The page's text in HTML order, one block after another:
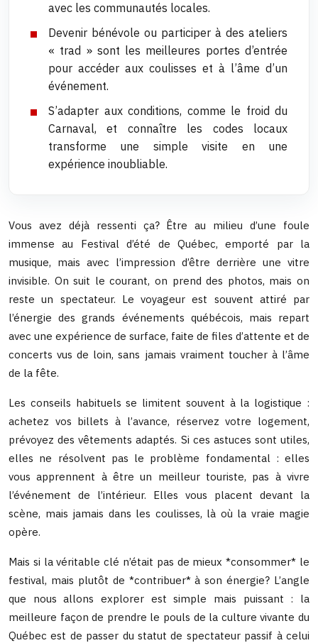
avec les communautés locales.
Devenir bénévole ou participer à des ateliers
« trad » sont les meilleures portes d’entrée
pour accéder aux coulisses et à l’âme d’un
événement.
S’adapter aux conditions, comme le froid du
Carnaval, et connaître les codes locaux
transforme une simple visite en une
expérience inoubliable.
Vous avez déjà ressenti ça? Être au milieu d’une foule
immense au Festival d’été de Québec, emporté par la
musique, mais avec l’impression d’être derrière une vitre
invisible. On suit le courant, on prend des photos, mais on
reste un spectateur. Le voyageur est souvent attiré par
l’énergie des grands événements québécois, mais repart
avec une expérience de surface, faite de files d’attente et de
concerts vus de loin, sans jamais vraiment toucher à l’âme
de la fête.
Les conseils habituels se limitent souvent à la logistique :
achetez vos billets à l’avance, réservez votre logement,
prévoyez des vêtements adaptés. Si ces astuces sont utiles,
elles ne résolvent pas le problème fondamental : elles
vous apprennent à être un meilleur touriste, pas à vivre
l’événement de l’intérieur. Elles vous placent devant la
scène, mais jamais dans les coulisses, là où la vraie magie
opère.
Mais si la véritable clé n’était pas de mieux *consommer* le
festival, mais plutôt de *contribuer* à son énergie? L’angle
que nous allons explorer est simple mais puissant : la
meilleure façon de prendre le pouls de la culture vivante du
Québec est de passer du statut de spectateur passif à celui